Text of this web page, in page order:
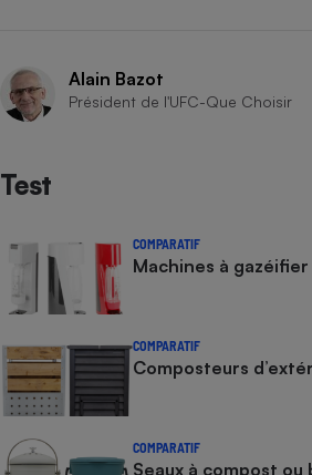
Alain Bazot
Président de l'UFC-Que Choisir
Test
COMPARATIF
Machines à gazéifier
COMPARATIF
Composteurs
COMPARATIF
Seaux à compost ou